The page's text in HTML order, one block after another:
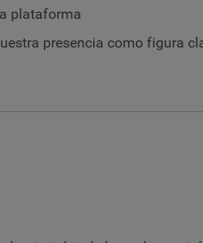
plataforma
presencia como figura